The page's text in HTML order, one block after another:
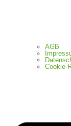
AGB
Cookie-